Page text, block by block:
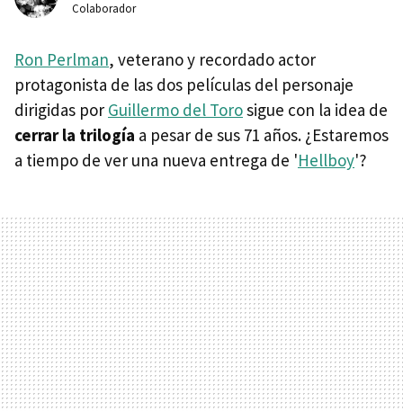
Colaborador
Ron Perlman, veterano y recordado actor
protagonista de las dos películas del personaje
dirigidas por Guillermo del Torosigue con la idea de
cerrar la trilogía a pesar de sus 71 años. ¿Estaremos
a tiempo de ver una nueva entrega de 'Hellboy'?